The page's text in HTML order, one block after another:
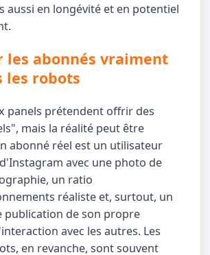
aussi en longévité et en potentiel
abonnés vraiment
les robots
panels prétendent offrir des
mais la réalité peut être
abonné réel est un utilisateur
avec une photo de
un ratio
réaliste et, surtout, un
publication de son propre
avec les autres. Les
en revanche, sont souvent